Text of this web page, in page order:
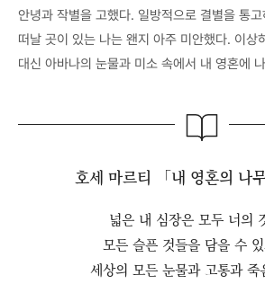
안녕과 작별을 고했다. 일방적으로 결별을 통
떠날 곳이 있는 나는 왠지 아주 미안했다. 이상
대신 아바나의 눈물과 미소 속에서 내 영혼에
호세 마르티 「내 영혼의 나
넓은 내 심장은 모두 너의
모든 슬픈 것들을 담을 수
세상의 모든 눈물과 고통과 죽